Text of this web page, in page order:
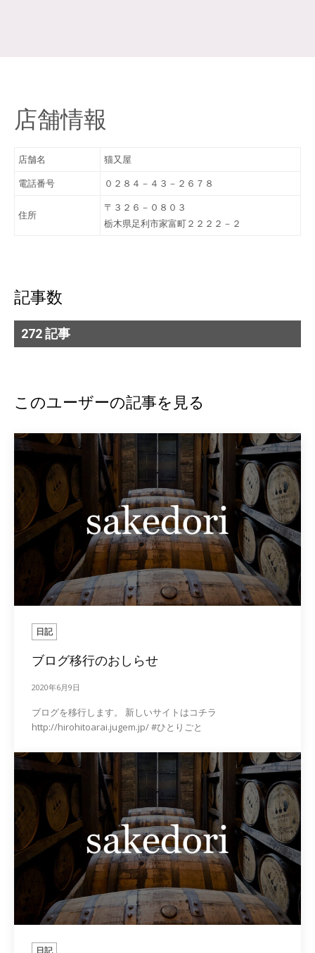
店舗情報
店舗名 猫又屋
電話番号 ０２８４－４３－２６７８
住所
〒３２６－０８０３
栃木県足利市家富町２２２２－２
記事数
272 記事
このユーザーの記事を見る
日記
ブログ移行のおしらせ
2020年6月9日
ブログを移行します。 新しいサイトはコチラ
http://hirohitoarai.jugem.jp/ #ひとりごと
日記